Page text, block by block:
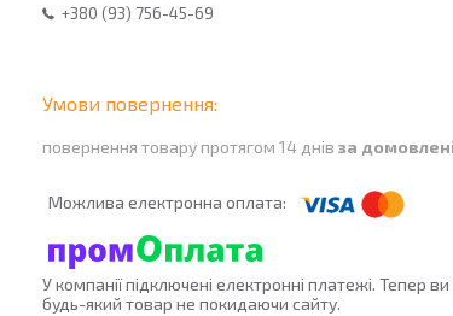
+380 (93) 756-45-69
повернення товару протягом 14 днів за
У компанії підключені електронні платежі. Тепер
будь-який товар не покидаючи сайту.